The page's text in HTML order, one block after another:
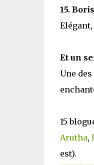
15.
Et un
Une
15
Arutha,
est).